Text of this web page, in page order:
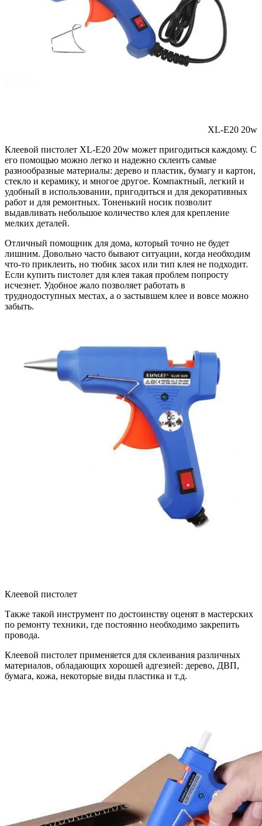
XL-E20 20w
Клеевой пистолет XL-E20 20w может пригодиться каждому. С
его помощью можно легко и надежно склеить самые
разнообразные материалы: дерево и пластик, бумагу и картон,
стекло и керамику, и многое другое. Компактный, легкий и
удобный в использовании, пригодиться и для декоративных
работ и для ремонтных. Тоненький носик позволит
выдавливать небольшое количество клея для крепление
мелких деталей.
Отличный помощник для дома, который точно не будет
лишним. Довольно часто бывают ситуации, когда необходим
что-то приклеить, но тюбик засох или тип клея не подходит.
Если купить пистолет для клея такая проблем попросту
исчезнет. Удобное жало позволяет работать в
труднодоступных местах, а о застывшем клее и вовсе можно
забыть.
Клеевой пистолет
Также такой инструмент по достоинству оценят в мастерских
по ремонту техники, где постоянно необходимо закрепить
провода.
Клеевой пистолет применяется для склеивания различных
материалов, обладающих хорошей адгезией: дерево, ДВП,
бумага, кожа, некоторые виды пластика и т.д.